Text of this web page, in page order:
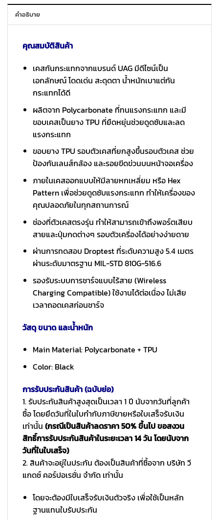
คำอธิบาย
คุณสมบัติสินค้า
เคสกันกระแทกจากแบรนด์ UAG มีดีไซน์เป็น
เอกลักษณ์ โดดเด่น สะดุดตา น้ำหนักเบาแต่กัน
กระแทกได้ดี
ผลิตจาก Polycarbonate ที่ทนแรงกระแทก และมี
ขอบเคสเป็นยาง TPU ที่ยืดหยุ่นช่วยดูดซับและลด
แรงกระแทก
ขอบยาง TPU รอบตัวเคสที่ยกสูงขึ้นรอบตัวเคส ช่วย
ป้องกันเลนส์กล้อง และรอยขีดข่วนบนหน้าจอเครื่อง
ภายในเคสออกแบบให้มีลายหกเหลี่ยม หรือ Hex
Pattern เพื่อช่วยดูดซับแรงกระแทก ทำให้เครื่องของ
คุณปลอดภัยในทุกสถานการณ์
ช่องที่ตัวเคสตรงรุ่น ทำให้สามารถเข้าถึงพอร์ตเสียบ
สายและปุ่มกดต่างๆ รอบตัวเครื่องได้อย่างง่ายดาย
ผ่านการทดสอบ Droptest ที่ระดับความสูง 5.4 เมตร
ผ่านระดับมาตรฐาน MIL-STD 810G-516.6
รองรับระบบการชาร์จแบบไร้สาย (Wireless
Charging Compatible) ใช้งานได้ต่อเนื่อง ไม่เสีย
เวลาถอดเคสก่อนชาร์จ
วัสดุ ขนาด และน้ำหนัก
Main Material: Polycarbonate + TPU
Color: Black
การรับประกันสินค้า (ฉบับย่อ)
1. รับประกันสินค้าสูงสุดเป็นเวลา 1 ปี นับจากวันที่ลูกค้า
ซื้อ โดยยึดวันที่ในใบกำกับภาษีขายหรือใบเสร็จรับเงิน
เท่านั้น (กรณีเป็นสินค้าลดราคา 50% ขึ้นไป ขอสงวน
สิทธิ์การรับประกันสินค้าในระยะเวลา 14 วัน โดยนับจาก
วันที่ในใบเสร็จ)
2. สินค้าจะอยู่ในประกัน ต้องเป็นสินค้าที่ซื้อจาก บริษัท วี
แกดซ์ คอร์ปอเรชั่น จำกัด เท่านั้น
โดยจะต้องมีใบเสร็จรับเงินตัวจริง เพื่อใช้เป็นหลัก
ฐานแทนใบรับประกัน